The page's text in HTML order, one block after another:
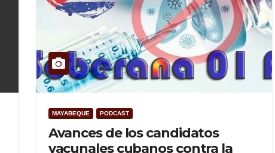
MAYABEQUE PODCAST
Avances de los candidatos
vacunales cubanos contra la